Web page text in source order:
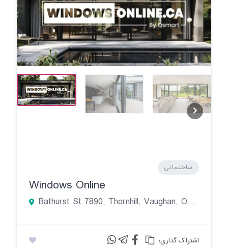
ساختمانی
Windows Online
Bathurst St 7890, Thornhill, Vaughan, ON L4J 0J8, Canada
:اشتراک گذاری